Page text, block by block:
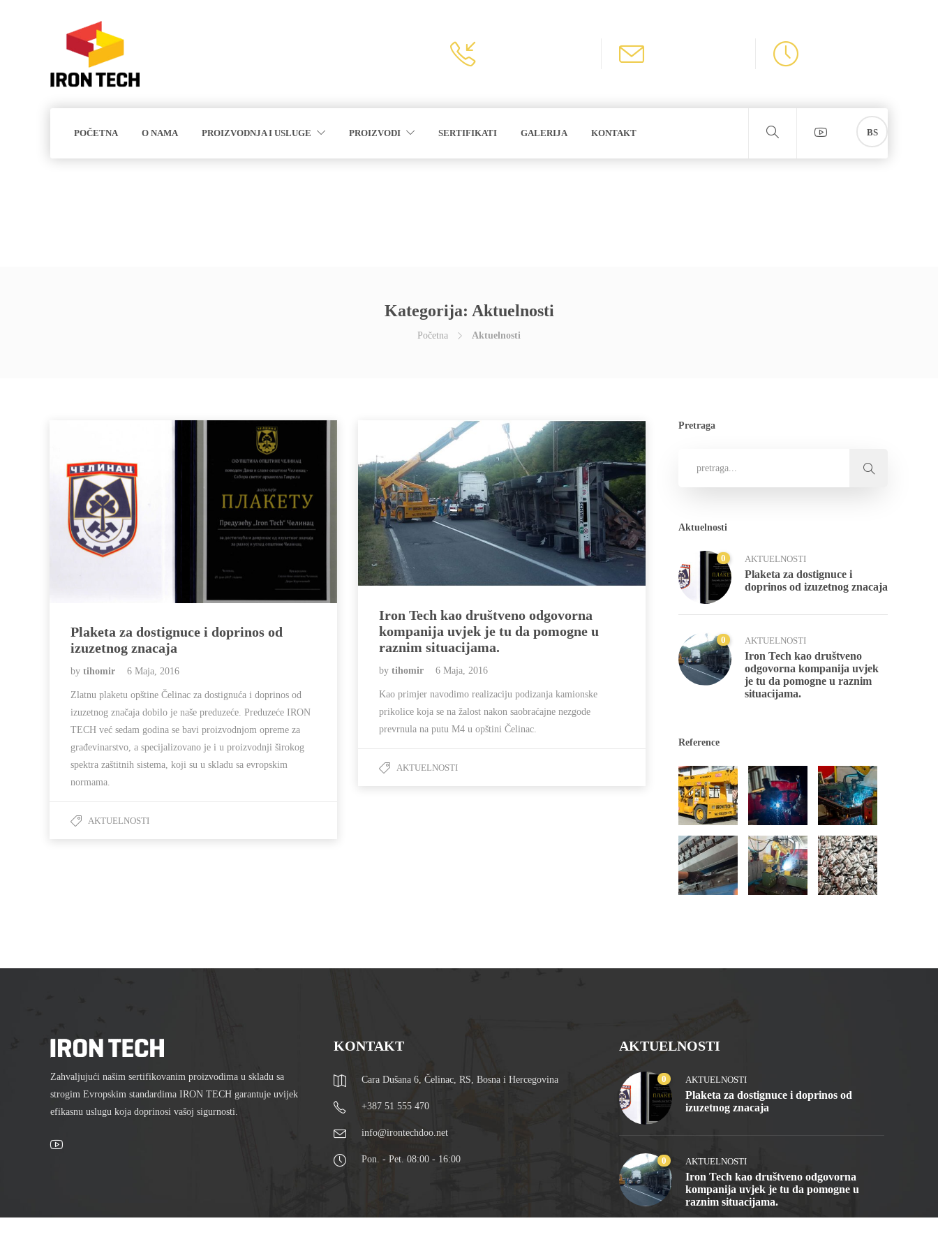
POČETNA O NAMA PROIZVODNJA I USLUGE PROIZVODI SERTIFIKATI GALERIJA KONTAKT BS
Kategorija: Aktuelnosti
Početna Aktuelnosti
Plaketa za dostignuce i doprinos od
izuzetnog znacaja
by tihomir 6 Maja, 2016
Zlatnu plaketu opštine Čelinac za dostignuća i doprinos od
izuzetnog značaja dobilo je naše preduzeće. Preduzeće IRON
TECH već sedam godina se bavi proizvodnjom opreme za
građevinarstvo, a specijalizovano je i u proizvodnji širokog
spektra zaštitnih sistema, koji su u skladu sa evropskim
normama.
AKTUELNOSTI
Iron Tech kao društveno odgovorna
kompanija uvjek je tu da pomogne u
raznim situacijama.
by tihomir 6 Maja, 2016
Kao primjer navodimo realizaciju podizanja kamionske
prikolice koja se na žalost nakon saobraćajne nezgode
prevrnula na putu M4 u opštini Čelinac.
AKTUELNOSTI
Pretraga
Aktuelnosti
0 AKTUELNOSTI
Plaketa za dostignuce i
doprinos od izuzetnog znacaja
0 AKTUELNOSTI
Iron Tech kao društveno
odgovorna kompanija uvjek
je tu da pomogne u raznim
situacijama.
Reference
Zahvaljujući našim sertifikovanim proizvodima u skladu sa
strogim Evropskim standardima IRON TECH garantuje uvijek
efikasnu uslugu koja doprinosi vašoj sigurnosti.
KONTAKT
Cara Dušana 6, Čelinac, RS, Bosna i Hercegovina
+387 51 555 470
info@irontechdoo.net
Pon. - Pet. 08:00 - 16:00
AKTUELNOSTI
0 AKTUELNOSTI
Plaketa za dostignuce i doprinos od
izuzetnog znacaja
0 AKTUELNOSTI
Iron Tech kao društveno odgovorna
kompanija uvjek je tu da pomogne u
raznim situacijama.